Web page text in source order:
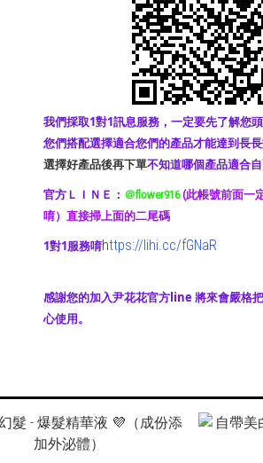
我們採取1對1訊息服務，一定要先了解您
您們搭配選擇適合您們的產品才能達到長
選擇好產品後再下單不知道哪個產品適合
官方ＬＩＮＥ： ＠flower916(此帳號前面一
唷）直接掃上面的二尾碼
1對1服務唷https://lihi.cc/fGNaR
感謝您的加入尹花花官方line 將來會嚴格
心使用。